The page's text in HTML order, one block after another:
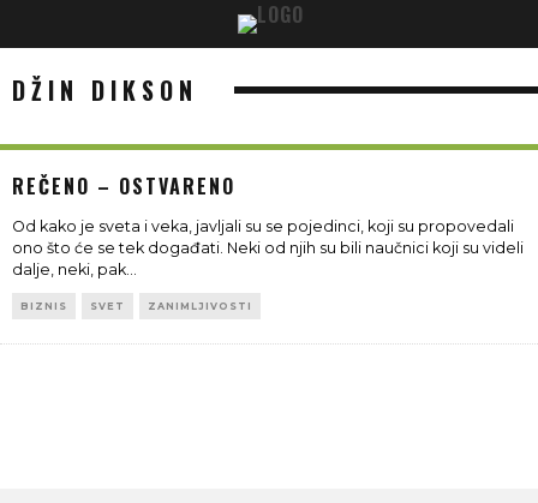
DŽIN DIKSON
REČENO – OSTVARENO
Od kako je sveta i veka, javljali su se pojedinci, koji su propovedali
ono što će se tek događati. Neki od njih su bili naučnici koji su videli
dalje, neki, pak...
BIZNIS SVET ZANIMLJIVOSTI